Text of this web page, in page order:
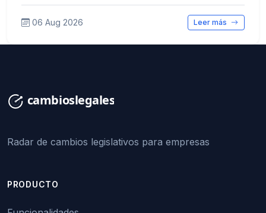
06 Aug 2026 Leer más
Radar de cambios legislativos para empresas
PRODUCTO